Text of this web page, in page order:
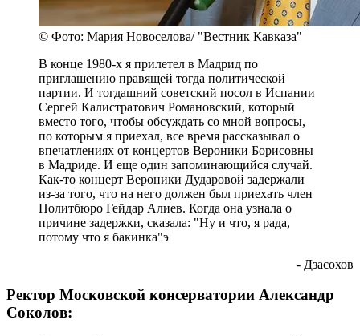
© Фото: Мария Новоселова/ "Вестник Кавказа"
В конце 1980-х я прилетел в Мадрид по
приглашению правящей тогда политической
партии. И тогдашний советский посол в Испании
Сергей Калистратович Романовский, который
вместо того, чтобы обсуждать со мной вопросы,
по которым я приехал, все время рассказывал о
впечатлениях от концертов Вероники Борисовны
в Мадриде. И еще один запоминающийся случай.
Как-то концерт Вероники Дударовой задержали
из-за того, что на него должен был приехать член
Политбюро Гейдар Алиев. Когда она узнала о
причине задержки, сказала: "Ну и что, я рада,
потому что я бакинка"э
- Дзасохов
Ректор Московской консерватории Александр
Соколов: